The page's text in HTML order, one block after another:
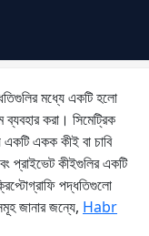
মধ্যে একটি হলো
করা। সিমেট্রিক
একক কীই বা চাবি
প্রাইভেট কীইগুলির একটি
পদ্ধতিগুলো
জানার জন্যে, Habr